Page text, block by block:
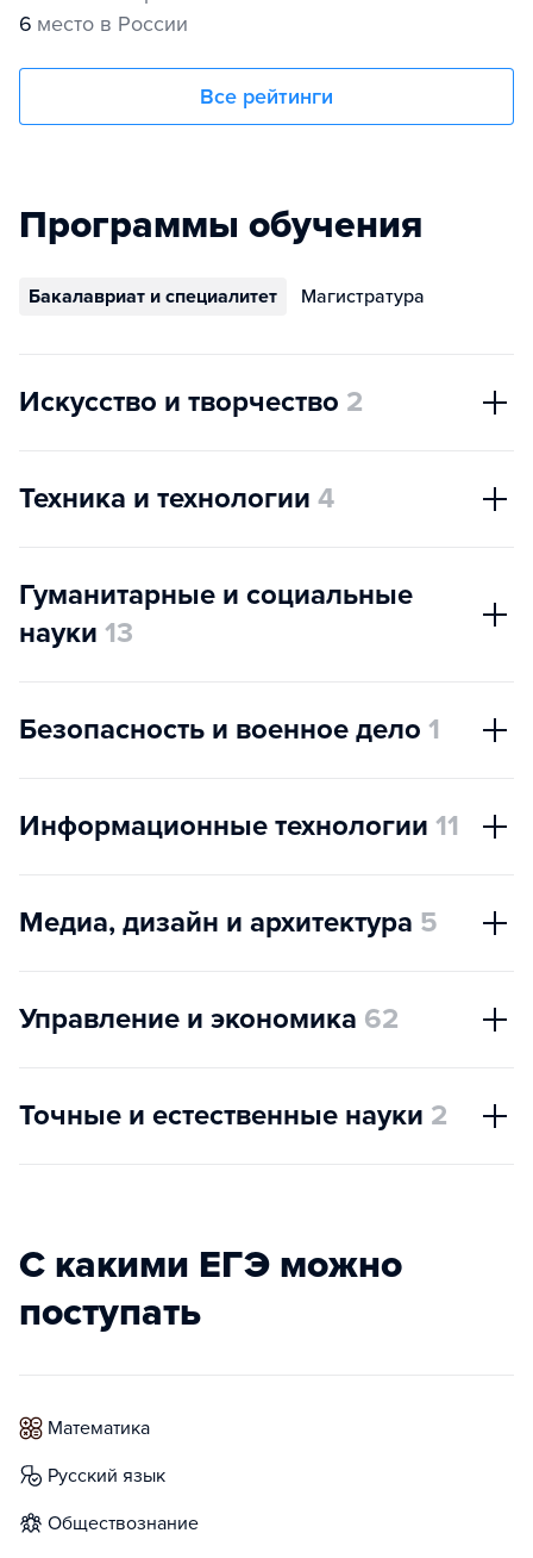
6 место в России
Все рейтинги
Программы обучения
Бакалавриат и специалитет Магистратура
Искусство и творчество 2
Техника и технологии 4
Гуманитарные и социальные
науки 13
Безопасность и военное дело 1
Информационные технологии 11
Медиа, дизайн и архитектура 5
Управление и экономика 62
Точные и естественные науки 2
С какими ЕГЭ можно
поступать
математика
русский язык
обществознание